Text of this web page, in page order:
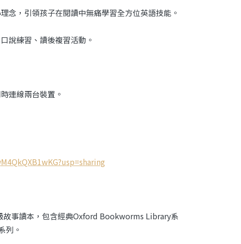
，引領孩子在閱讀中無痛學習全方位英語技能。
說練習、讀後複習活動。
連線兩台裝置。
故事讀本，包含經典Oxford Bookworms Library系
列。